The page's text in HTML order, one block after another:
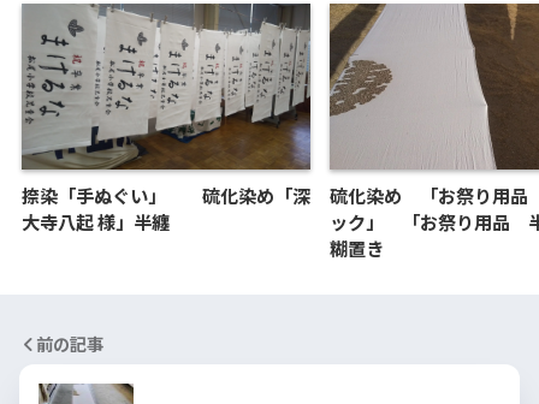
捺染「手ぬぐい」 硫化染め「深
大寺八起 様」半纏
硫化染め 「お祭り用
ック」 「お祭り用品
糊置き
前の記事